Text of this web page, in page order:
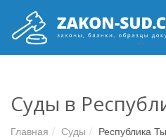
Суды в
Главная Суды Республика